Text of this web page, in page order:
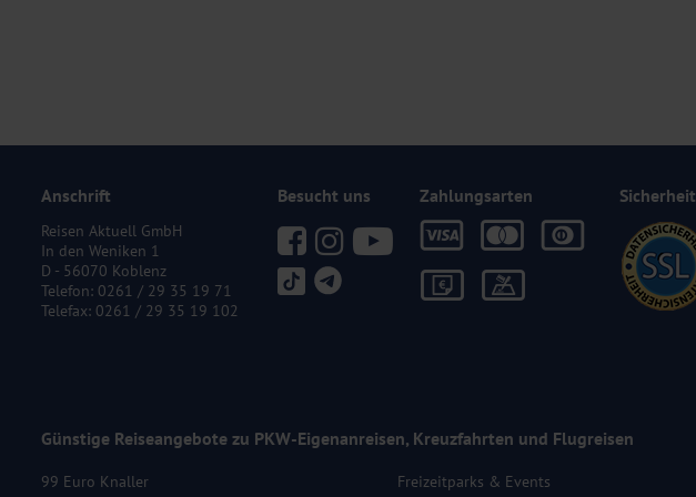
Anschrift
Reisen Aktuell GmbH
In den Weniken 1
D - 56070 Koblenz
Telefon: 0261 / 29 35 19 71
Telefax: 0261 / 29 35 19 102
Besucht uns Zahlungsarten Sicherheit
Günstige Reiseangebote zu PKW-Eigenanreisen, Kreuzfahrten und Flugreisen
99 Euro Knaller
Freizeitparks & Events